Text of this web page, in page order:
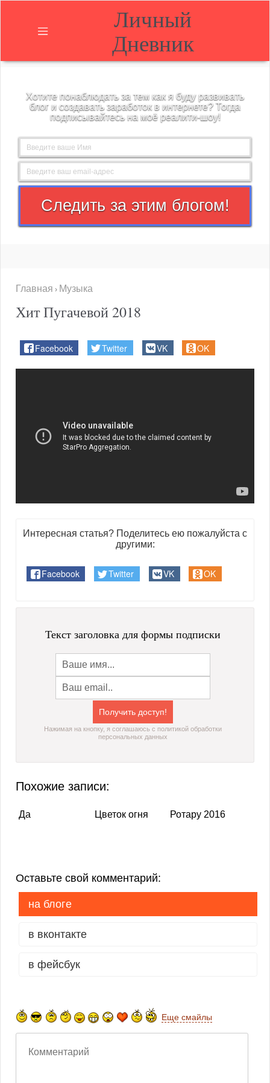
О
блоге
Блог
Контакты
Личный
Дневник
Хотите понаблюдать за тем как я буду развивать
блог и создавать заработок в интернете? Тогда
подписывайтесь на моё реалити-шоу!
Главная › Музыка
Хит Пугачевой 2018
Facebook Twitter VK OK
Интересная статья? Поделитесь ею пожалуйста с
другими:
Facebook Twitter VK OK
Текст заголовка для формы подписки
Нажимая на кнопку, я соглашаюсь с политикой обработки
персональных данных
Похожие записи:
Да Цветок огня Ротару 2016
Оставьте свой комментарий:
на блоге
в вконтакте
в фейсбук
Еще смайлы